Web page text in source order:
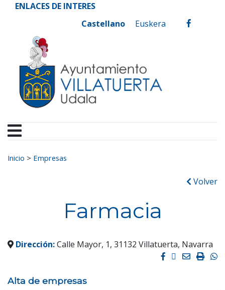
Ir al contenido
Ayuntamiento de
ENLACES DE INTERES
Castellano
Euskera facebook
Buscar:
Inicio > Empresas
Volver
Farmacia
Dirección:Calle Mayor, 1, 31132 Villatuerta, Navarra
Facebook
Twitter
Email
Alta de empresas